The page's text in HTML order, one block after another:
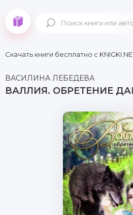
Скачать книги бесплатно c
ВАСИЛИНА ЛЕБЕДЕВА
ВАЛЛИЯ. ОБРЕТЕНИЕ